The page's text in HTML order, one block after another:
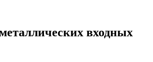
входных